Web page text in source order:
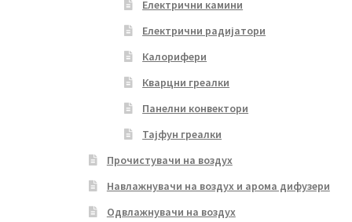
Електрични камини
Електрични радијатори
Калорифери
Кварцни греалки
Панелни конвектори
Тајфун греалки
Прочистувачи на воздух
Навлажнувачи на воздух и арома дифузери
Одвлажнувачи на воздух